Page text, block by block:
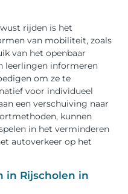
rijden is het
van mobiliteit, zoals
van het openbaar
leerlingen informeren
om ze te
voor individueel
een verschuiving naar
kunnen
in het verminderen
autoverkeer op het
in Rijscholen in